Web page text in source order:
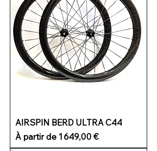
AIRSPIN BERD ULTRA C44
À partir de 1 649,00 €
Prix promotionnel